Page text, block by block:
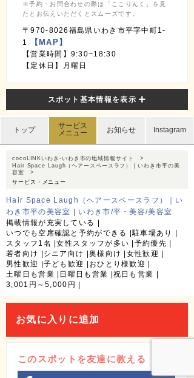
※予約・お問合わせの際は「ここりんく」を見
たとお伝えいただくとスムーズです。
〒970-8026福島県いわき市平字中町1-
1
【MAP】
【営業時間】9:30~18:30
【定休日】月曜日
スポット基本情報を表示
トップ
サービス
メニュー
お知らせ Instagram
cocoLINKいわき-いわき市の地域情報サイト
Hair Space Laugh（ヘアースペースラフ）｜いわき市平の美
容室
サービス・メニュー
Hair Space Laugh（ヘアースペースラフ）｜い
わき市平の美容室 | いわき市/平・美容/美容室
掲載情報が充実している
いつでも空席確認と予約ができる
駐車場あり
スタッフ1名
女性スタッフが多い
予約優先
若者向け
シニア向け 奥様向け
女性歓迎
男性歓迎
子ども歓迎
おひとり様歓迎
土曜日も営業
日曜日も営業
祝日も営業
3,001円～5,000円
お気に入りに追加
このスポットを友達に教える